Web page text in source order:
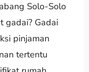
Solo-Solo
gadai? Gadai
pinjaman
tertentu